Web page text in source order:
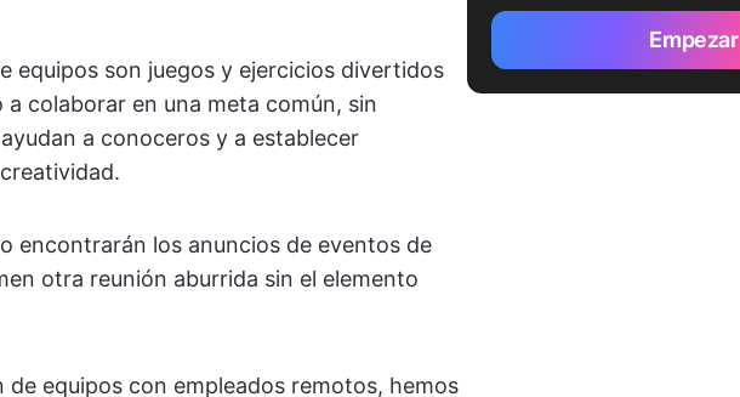
equipos son juegos y ejercicios divertidos
colaborar en una meta común, sin
a conoceros y a establecer
encontrarán los anuncios de eventos de
otra reunión aburrida sin el elemento
equipos con empleados remotos, hemos
Empezar